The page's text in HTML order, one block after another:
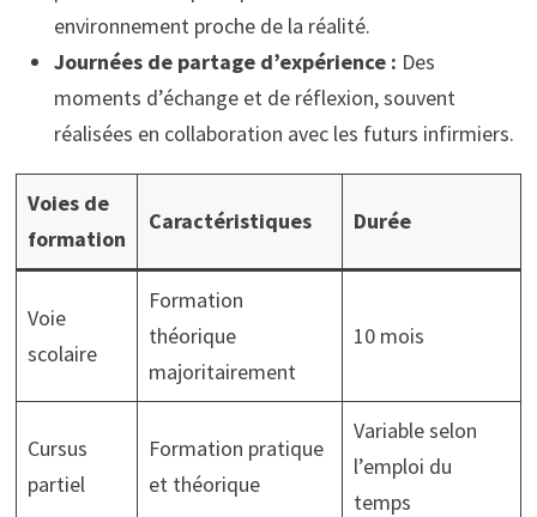
environnement proche de la réalité.
Journées de partage d’expérience : Des
moments d’échange et de réflexion, souvent
réalisées en collaboration avec les futurs infirmiers.
Voies de
formation
Caractéristiques Durée
Voie
scolaire
Formation
théorique
majoritairement
10 mois
Cursus
partiel
Formation pratique
et théorique
Variable selon
l’emploi du
temps